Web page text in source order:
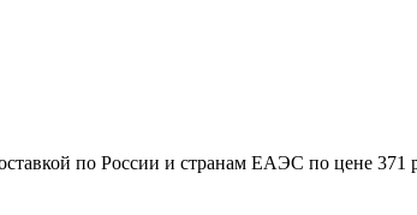
по России и странам ЕАЭС по цене 371